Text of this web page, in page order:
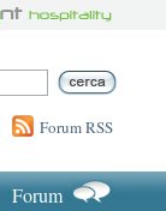
Forum RSS
Forum